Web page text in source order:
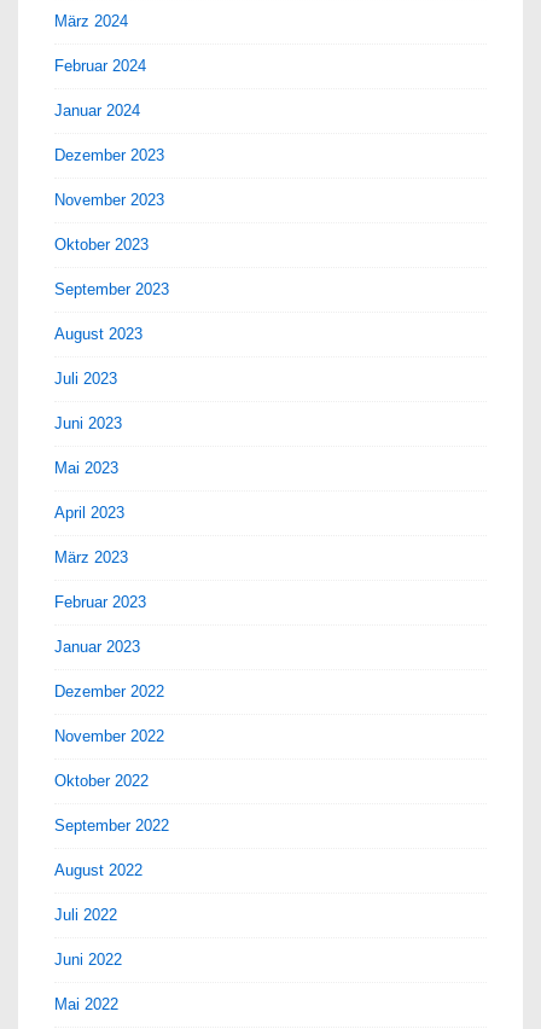
März 2024
Februar 2024
Januar 2024
Dezember 2023
November 2023
Oktober 2023
September 2023
August 2023
Juli 2023
Juni 2023
Mai 2023
April 2023
März 2023
Februar 2023
Januar 2023
Dezember 2022
November 2022
Oktober 2022
September 2022
August 2022
Juli 2022
Juni 2022
Mai 2022